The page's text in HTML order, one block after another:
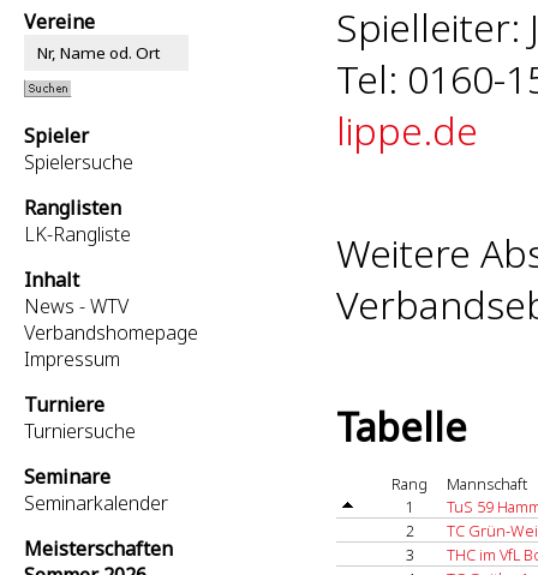
Vereine
Spieler
Spielersuche
Ranglisten
LK-Rangliste
Inhalt
News - WTV
Verbandshomepage
Impressum
Turniere
Turniersuche
Seminare
Seminarkalender
Meisterschaften
Spielleiter:
Tel: 0160-
lippe.de
Weitere
Tabelle
Rang
Mannschaft
1
TuS 59
2
TC Grün-
3
THC im VfL